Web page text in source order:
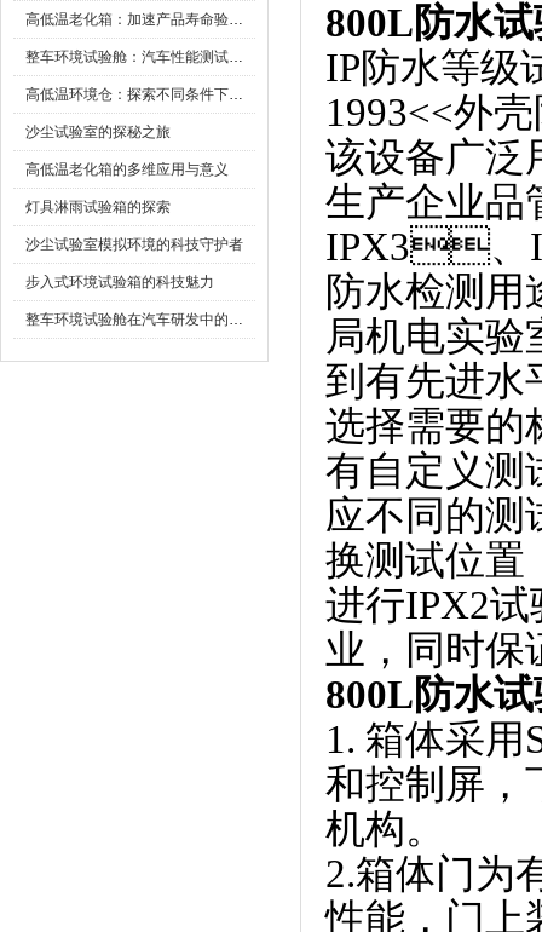
高低温老化箱：加速产品寿命验证的可靠伙伴
整车环境试验舱：汽车性能测试的设备
高低温环境仓：探索不同条件下的科学奥秘
沙尘试验室的探秘之旅
高低温老化箱的多维应用与意义
灯具淋雨试验箱的探索
沙尘试验室模拟环境的科技守护者
步入式环境试验箱的科技魅力
整车环境试验舱在汽车研发中的作用
800L防水
IP防水等级
1993<<外
该设备广泛
生产企业
IPX3
防水检测用
局机电实验
到有先进水
选择需要的
有自定义测
应不同的测
换测试位置
进行IPX2
业，同时
800L防水
1. 箱体采用
和控制屏
机构。
2.箱体门为
性能，门